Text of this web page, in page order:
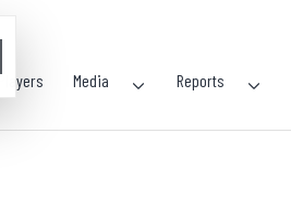
Media Reports